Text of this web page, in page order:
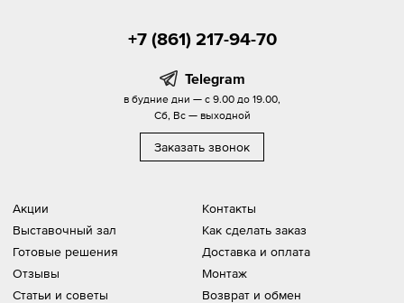
Акции
Выставочный зал
Готовые решения
Отзывы
Статьи и советы
Контакты
Как сделать заказ
Доставка и оплата
Монтаж
Возврат и обмен
+7 (861) 217-94-70
Telegram
в будние дни — с 9.00 до 19.00,
Сб, Вс — выходной
Заказать звонок